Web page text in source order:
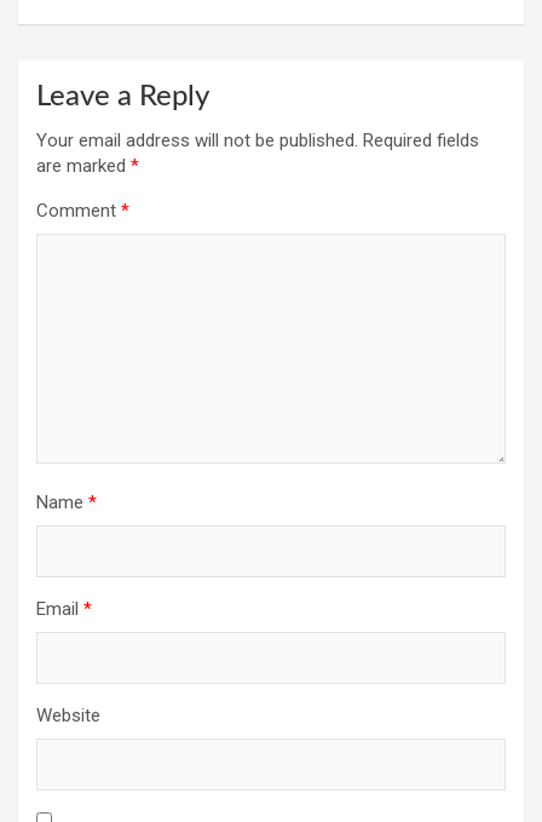
Leave a Reply
Your email address will not be published. Required fields
are marked *
Comment *
Name *
Email *
Website